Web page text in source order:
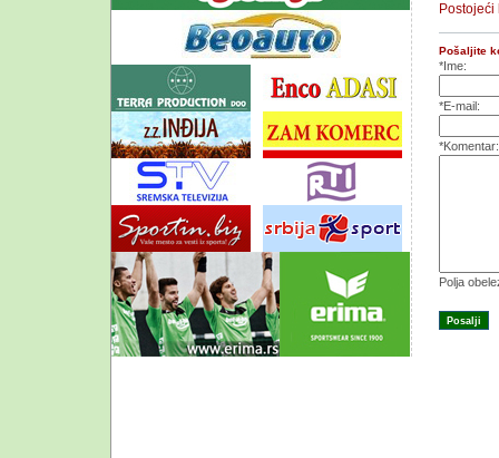
Postojeći
Pošaljite
*Ime:
*E-mail:
*Komentar:
Polja